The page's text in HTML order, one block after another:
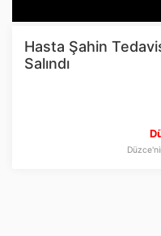
Hasta Şahin
Salındı